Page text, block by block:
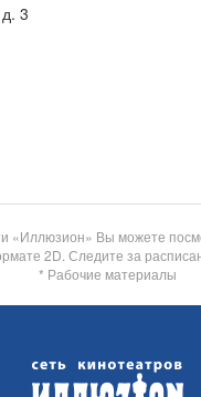
3
«Иллюзион» Вы можете
2D. Следите за
* Рабочие материалы